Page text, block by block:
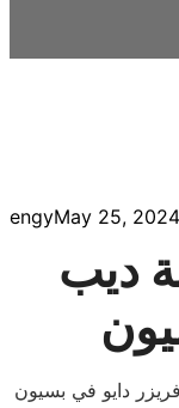
engyMay 25, 2024
ديب
دايو في بسيون